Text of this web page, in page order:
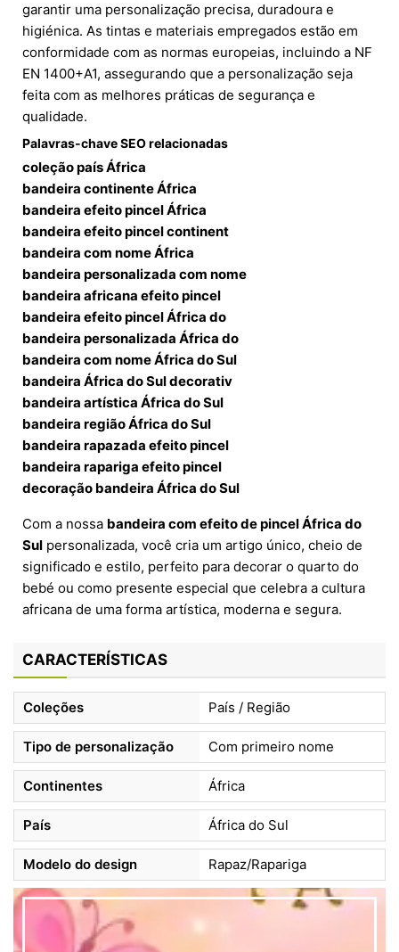
garantir uma personalização precisa, duradoura e
higiénica. As tintas e materiais empregados estão em
conformidade com as normas europeias, incluindo a NF
EN 1400+A1, assegurando que a personalização seja
feita com as melhores práticas de segurança e
qualidade.
Palavras-chave SEO relacionadas
coleção país África
bandeira continente África
bandeira efeito pincel África
bandeira efeito pincel continent
bandeira com nome África
bandeira personalizada com nome
bandeira africana efeito pincel
bandeira efeito pincel África do
bandeira personalizada África do
bandeira com nome África do Sul
bandeira África do Sul decorativ
bandeira artística África do Sul
bandeira região África do Sul
bandeira rapazada efeito pincel
bandeira rapariga efeito pincel
decoração bandeira África do Sul
Com a nossa bandeira com efeito de pincel África do
Sul personalizada, você cria um artigo único, cheio de
significado e estilo, perfeito para decorar o quarto do
bebé ou como presente especial que celebra a cultura
africana de uma forma artística, moderna e segura.
CARACTERÍSTICAS
Coleções País / Região
Tipo de personalização Com primeiro nome
Continentes África
País África do Sul
Modelo do design Rapaz/Rapariga